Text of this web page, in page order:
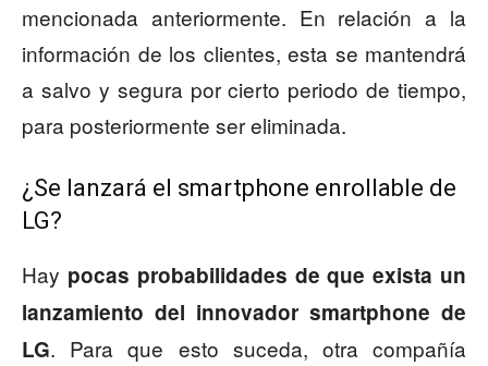
mencionada anteriormente. En relación a la
información de los clientes, esta se mantendrá
a salvo y segura por cierto periodo de tiempo,
para posteriormente ser eliminada.
¿Se lanzará el smartphone enrollable de
LG?
Hay pocas probabilidades de que exista un
lanzamiento del innovador smartphone de
LG. Para que esto suceda, otra compañía